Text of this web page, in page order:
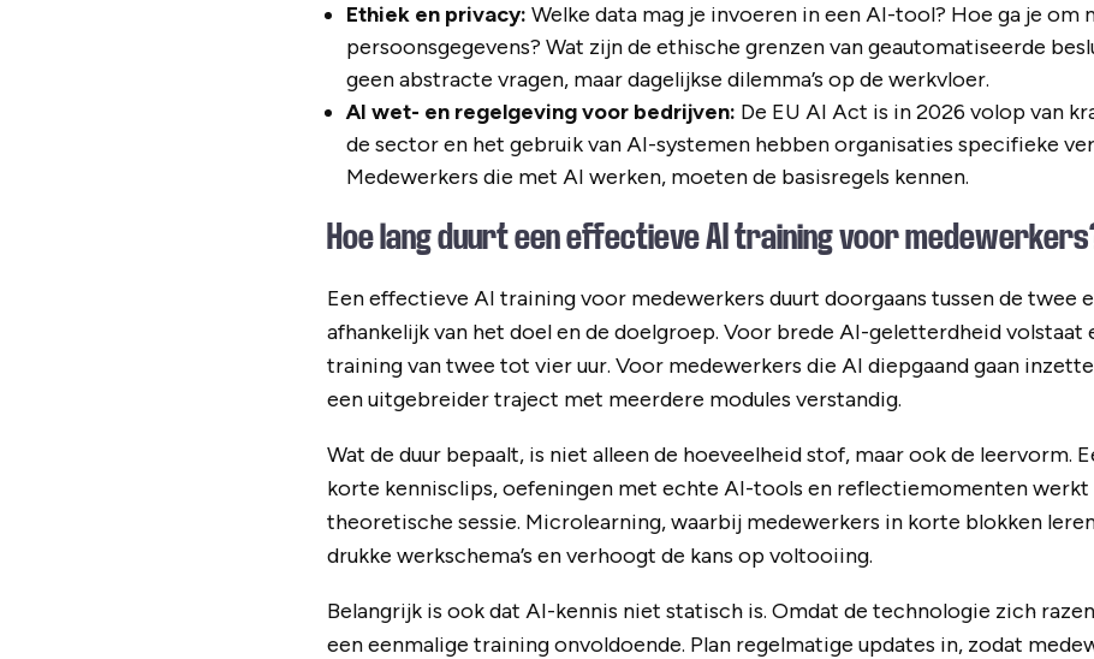
Ethiek en privacy: Welke data mag je invoeren in een AI-tool? Hoe ga je om
persoonsgegevens? Wat zijn de ethische grenzen van geautomatiseerde
geen abstracte vragen, maar dagelijkse dilemma’s op de werkvloer.
AI wet- en regelgeving voor bedrijven: De EU AI Act is in 2026 volop van
de sector en het gebruik van AI-systemen hebben organisaties specifieke
Medewerkers die met AI werken, moeten de basisregels kennen.
Hoe lang duurt een effectieve AI training voor
Een effectieve AI training voor medewerkers duurt doorgaans tussen de twee
afhankelijk van het doel en de doelgroep. Voor brede AI-geletterdheid volstaat
training van twee tot vier uur. Voor medewerkers die AI diepgaand gaan
een uitgebreider traject met meerdere modules verstandig.
Wat de duur bepaalt, is niet alleen de hoeveelheid stof, maar ook de leervorm.
korte kennisclips, oefeningen met echte AI-tools en reflectiemomenten werkt
theoretische sessie. Microlearning, waarbij medewerkers in korte blokken
drukke werkschema’s en verhoogt de kans op voltooiing.
Belangrijk is ook dat AI-kennis niet statisch is. Omdat de technologie zich
een eenmalige training onvoldoende. Plan regelmatige updates in, zodat